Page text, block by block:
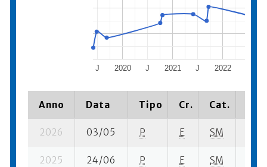
2020 2021 2022
J J J
Anno Data Tipo Cr. Cat.
2026 03/05 P E SM
2025 24/06 P E SM